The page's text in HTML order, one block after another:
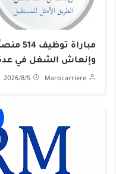
مباراة
2026
Marocarriere
2026/8/5